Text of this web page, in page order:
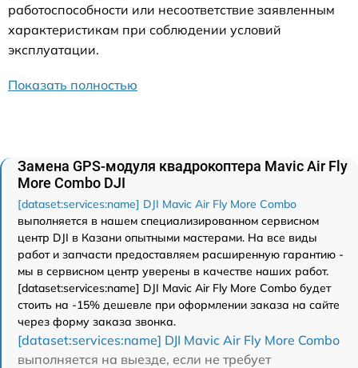
работоспособности или несоответствие заявленным
характеристикам при соблюдении условий
эксплуатации.
Показать полностью
Замена GPS-модуля квадрокоптера Mavic Air Fly
More Combo DJI
[dataset:services:name] DJI Mavic Air Fly More Combo
выполняется в нашем специализированном сервисном
центр DJI в Казани опытными мастерами. На все виды
работ и запчасти предоставляем расширенную гарантию -
мы в сервисном центр уверены в качестве наших работ.
[dataset:services:name] DJI Mavic Air Fly More Combo будет
стоить на -15% дешевле при оформлении заказа на сайте
через форму заказа звонка.
[dataset:services:name] DJI Mavic Air Fly More Combo
выполняется на выезде, если не требует